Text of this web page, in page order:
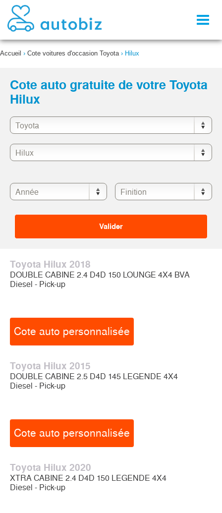
Accueil › Cote voitures d'occasion Toyota› Hilux
Cote auto gratuite de votre Toyota
Hilux
Toyota Hilux 2018
DOUBLE CABINE 2.4 D4D 150 LOUNGE 4X4 BVA
Diesel - Pick-up
Cote auto personnalisée
Toyota Hilux 2015
DOUBLE CABINE 2.5 D4D 145 LEGENDE 4X4
Diesel - Pick-up
Cote auto personnalisée
Toyota Hilux 2020
XTRA CABINE 2.4 D4D 150 LEGENDE 4X4
Diesel - Pick-up